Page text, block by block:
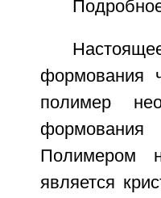
формования
полимер
Полимером
является